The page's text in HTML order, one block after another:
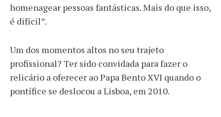
homenagear pessoas fantásticas. Mais do que isso,
é difícil”.
Um dos momentos altos no seu trajeto
profissional? Ter sido convidada para fazer o
relicário a oferecer ao Papa Bento XVI quando o
pontífice se deslocou a Lisboa, em 2010.